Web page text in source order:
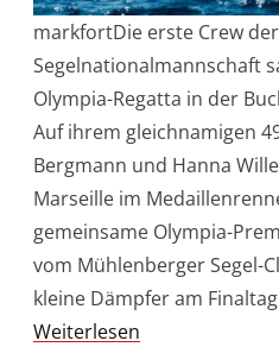
markfortDie erste Crew der
Segelnationalmannschaft
Olympia-Regatta in der
Auf ihrem gleichnamigen
Bergmann und Hanna
Marseille im
gemeinsame Olympia-
vom Mühlenberger Segel-
kleine Dämpfer am
Weiterlesen